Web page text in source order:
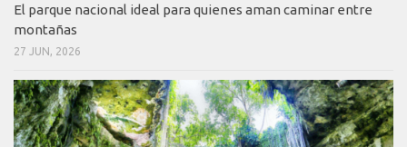
El parque nacional ideal para quienes aman caminar entre
montañas
27 JUN, 2026